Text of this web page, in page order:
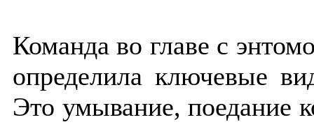
Команда во главе с
определила ключевые
Это умывание, поедание